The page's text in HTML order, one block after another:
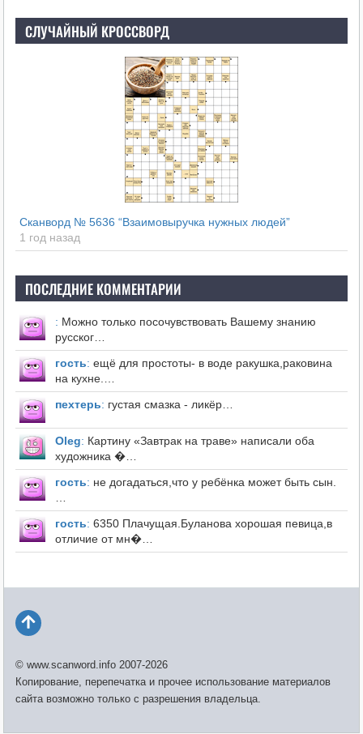
СЛУЧАЙНЫЙ КРОССВОРД
Сканворд № 5636 “Взаимовыручка нужных людей”
1 год назад
ПОСЛЕДНИЕ КОММЕНТАРИИ
: Можно только посочувствовать Вашему знанию
русског…
гость: ещё для простоты- в воде ракушка,раковина
на кухне.…
пехтерь: густая смазка - ликёр…
Оleg: Картину «Завтрак на траве» написали оба
художника �…
гость: не догадаться,что у ребёнка может быть сын.
…
гость: 6350 Плачущая.Буланова хорошая певица,в
отличие от мн�…
© www.scanword.info 2007-2026
Копирование, перепечатка и прочее использование материалов
сайта возможно только с разрешения владельца.